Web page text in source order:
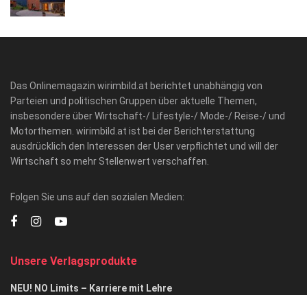
Das Onlinemagazin wirimbild.at berichtet unabhängig von
Parteien und politischen Gruppen über aktuelle Themen,
insbesondere über Wirtschaft-/ Lifestyle-/ Mode-/ Reise-/ und
Motorthemen. wirimbild.at ist bei der Berichterstattung
ausdrücklich den Interessen der User verpflichtet und will der
Wirtschaft so mehr Stellenwert verschaffen.
Folgen Sie uns auf den sozialen Medien:
Unsere Verlagsprodukte
NEU! NO Limits – Karriere mit Lehre